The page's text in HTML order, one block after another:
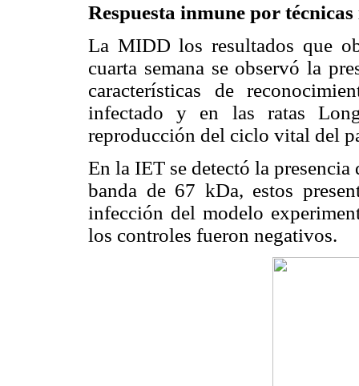
Respuesta inmune por
La MIDD los resultados que
cuarta semana se observó la
características de
infectado y en las ratas
reproducción del ciclo vital del
En la IET se detectó la
banda de 67 kDa, estos
infección del modelo
los controles fueron negativos.